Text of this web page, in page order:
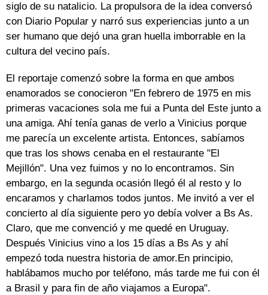
siglo de su natalicio. La propulsora de la idea conversó
con Diario Popular y narró sus experiencias junto a un
ser humano que dejó una gran huella imborrable en la
cultura del vecino país.
El reportaje comenzó sobre la forma en que ambos
enamorados se conocieron "En febrero de 1975 en mis
primeras vacaciones sola me fui a Punta del Este junto a
una amiga. Ahí tenía ganas de verlo a Vinicius porque
me parecía un excelente artista. Entonces, sabíamos
que tras los shows cenaba en el restaurante "El
Mejillón". Una vez fuimos y no lo encontramos. Sin
embargo, en la segunda ocasión llegó él al resto y lo
encaramos y charlamos todos juntos. Me invitó a ver el
concierto al día siguiente pero yo debía volver a Bs As.
Claro, que me convenció y me quedé en Uruguay.
Después Vinicius vino a los 15 días a Bs As y ahí
empezó toda nuestra historia de amor.En principio,
hablábamos mucho por teléfono, más tarde me fui con él
a Brasil y para fin de año viajamos a Europa".